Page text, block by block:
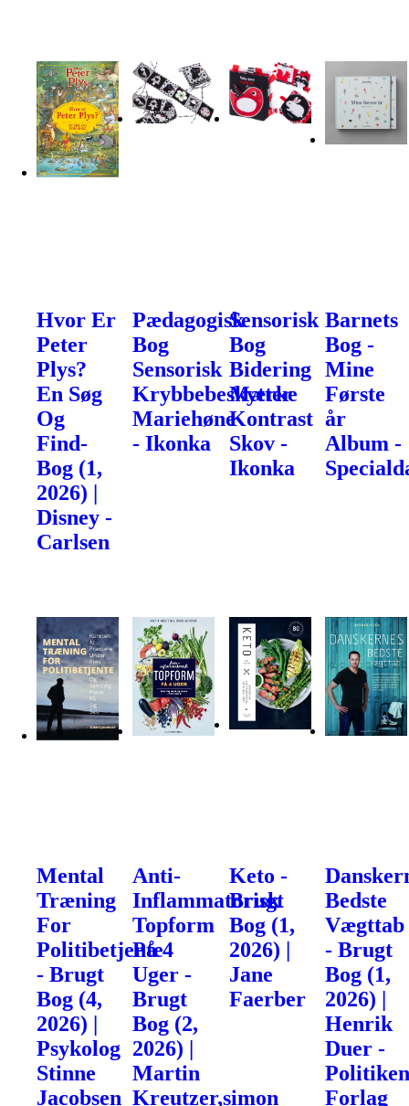
Hvor Er
Peter
Plys?
En Søg
Og
Find-
Bog (1,
2026) |
Disney -
Carlsen
Pædagogisk
Bog
Sensorisk
Krybbebeskytter
Mariehøne
- Ikonka
Sensorisk
Bog
Bidering
Mærke
Kontrast
Skov -
Ikonka
Barnets
Bog -
Mine
Første
år
Album -
Mental
Træning
For
Politibetjente
- Brugt
Bog (4,
2026) |
Psykolog
Stinne
Jacobsen
Anti-
Inflammatorisk
Topform
På 4
Uger -
Brugt
Bog (2,
2026) |
Martin
Kreutzer,simon
Keto -
Brugt
Bog (1,
2026) |
Jane
Faerber
Bedste
Vægttab
- Brugt
Bog (1,
2026) |
Henrik
Duer -
Forlag